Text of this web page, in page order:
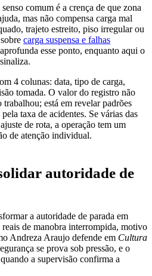
comum é a crença de que zona
mas não compensa carga mal
trajeto estreito, piso irregular ou
carga suspensa e falhas
aprofunda esse ponto, enquanto aqui o
4 colunas: data, tipo de carga,
tomada. O valor do registro não
está em revelar padrões
taxa de acidentes. Se várias das
de rota, a operação tem um
de atenção individual.
autoridade de
a autoridade de parada em
de manobra interrompida, motivo
Andreza Araujo defende em Cultura
se prova sob pressão, e o
a supervisão confirma a